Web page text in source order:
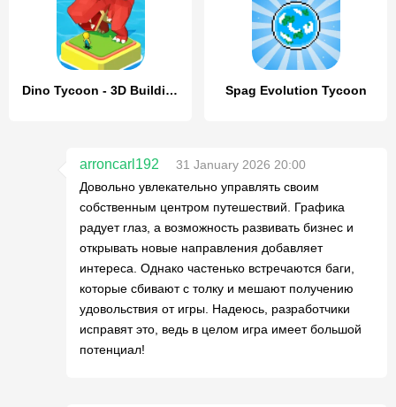
Dino Tycoon - 3D Building Game Spag Evolution Tycoon
arroncarl192
31 January 2026 20:00
Довольно увлекательно управлять своим
собственным центром путешествий. Графика
радует глаз, а возможность развивать бизнес и
открывать новые направления добавляет
интереса. Однако частенько встречаются баги,
которые сбивают с толку и мешают получению
удовольствия от игры. Надеюсь, разработчики
исправят это, ведь в целом игра имеет большой
потенциал!